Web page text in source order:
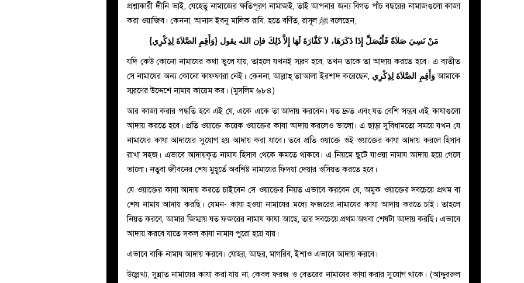
প্রশ্নাকারী দীনি ভাই, যেহেতু নামাজের ক্ষতিপূরণ নামাজই, তাই আপনার জন্য বিগত পাঁচ বছরের নামাজগুলো কাজা
করা ওয়াজিব। কেননা, আনাস ইবনু মালিক রাযি. হতে বর্ণিত, রাসূল ﷺ বলেছেন,
مَنْ نَسِيَ صَلاَةً فَلْيُصَلِّ إِذَا ذَكَرَهَا، لاَ كَفَّارَةَ لَهَا إِلاَّ ذَلِكَ فإن الله يقول {‏وَأَقِمِ الصَّلاَةَ لِذِكْرِي‏}‏
যদি কেউ কোনো নামাযের কথা ভুলে যায়, তাহলে যখনই স্মরণ হবে, তখন তাকে তা আদায় করতে হবে। এ ব্যতীত
সে নামাযের অন্য কোনো কাফ্ফারা নেই। কেননা, আল্লাহ্ তা‘আলা ইরশাদ করেছেন, ‏وَأَقِمِ الصَّلاَةَ لِذِكْرِي
স্মরণের উদ্দেশে নামায কায়েম কর। (মুসলিম ৬৮৪)
আর কাজা করার পদ্ধতি হবে এই যে, একে একে তা আদায় করবেন। যত দ্রুত এবং যত বেশি সম্ভব এই কাযাগুলো
আদায় করতে হবে। প্রতি ওয়াক্তে কয়েক ওয়াক্তের কাযা আদায় করলেও ভালো। এ ছাড়া সুবিধামতো সময়ে যখন যে
নামাযের কাযা আদায়ের সুযোগ হয় আদায় করা যাবে। তবে প্রতি ওয়াক্তে ওই ওয়াক্তের কাযা আদায় করলে হিসাব
রাখা সহজ। এভাবে আদায়কৃত নামায হিসাব থেকে কমতে থাকবে। এ নিয়মে ছুটে যাওয়া নামায আদায় হয়ে গেলে
ভালো। নতুবা জীবনের শেষ মুহূর্তে অবশিষ্ট নামাযের ফিদয়া দেয়ার ওসিয়ত করতে হবে।
যে ওয়াক্তের কাযা আদায় করতে চাইবেন সে ওয়াক্তের নিয়ত এভাবে করবেন যে, অমুক ওয়াক্তের সবচেয়ে প্রথম বা
শেষ নামায আদায় করছি। যেমন- কাযা হওয়া নামাযের মধ্যে ফজরের নামাযের কাযা আদায় করতে চাই। তাহলে
নিয়ত করবে, আমার জিম্মায় যত ফজরের নামায কাযা আছে, তার সবচেয়ে প্রথম অথবা শেষটা আদায় করছি। এভাবে
আদায় করবে যাতে সকল কাযা নামায পুরো হয়ে যায়।
এভাবে বাকি নামায আদায় করবে। যোহর, আছর, মাগরিব, ইশাও এভাবে আদায় করবে।
উল্লেখ্য, সুন্নাত নামাযের কাযা করা যায় না, কেবল ফরজ ও বেতরের নামাযের কাযা করার সুযোগ থাকে। (আদ্দুররুল